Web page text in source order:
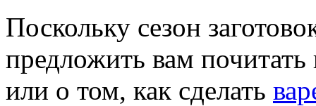
Поскольку сезон
предложить вам
или о том, как сделать